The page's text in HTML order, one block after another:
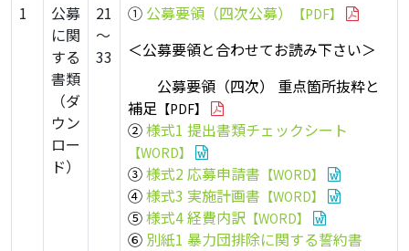
1
公募
に関
する
書類
（ダ
ウン
ロー
ド）
21
～
33
① 公募要領（四次公募） 【PDF】
＜公募要領と合わせてお読み下さい＞
公募要領（四次） 重点箇所抜粋と
補足 【PDF】
②様式1 提出書類チェックシート
【WORD】
③様式2 応募申請書 【WORD】
④様式3 実施計画書 【WORD】
⑤様式4 経費内訳 【WORD】
⑥ 別紙1 暴力団排除に関する誓約書